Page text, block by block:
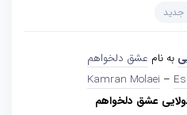
جدید
به نام عشق دلخواهم
Kamran Molaei –
عشق دلخواهم